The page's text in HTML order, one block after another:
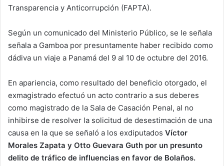
Transparencia y Anticorrupción (FAPTA).
Según un comunicado del Ministerio Público, se le señala
señala a Gamboa por presuntamente haber recibido como
dádiva un viaje a Panamá del 9 al 10 de octubre del 2016.
En apariencia, como resultado del beneficio otorgado, el
exmagistrado efectuó un acto contrario a sus deberes
como magistrado de la Sala de Casación Penal, al no
inhibirse de resolver la solicitud de desestimación de una
causa en la que se señaló a los exdiputados Víctor
Morales Zapata y Otto Guevara Guth por un presunto
delito de tráfico de influencias en favor de Bolaños.